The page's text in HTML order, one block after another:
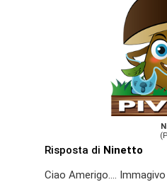
Risposta di Ninetto
Ciao Amerigo....